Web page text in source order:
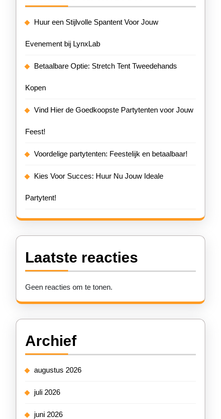
Huur een Stijlvolle Spantent Voor Jouw
Evenement bij LynxLab
Betaalbare Optie: Stretch Tent Tweedehands
Kopen
Vind Hier de Goedkoopste Partytenten voor Jouw
Feest!
Voordelige partytenten: Feestelijk en betaalbaar!
Kies Voor Succes: Huur Nu Jouw Ideale
Partytent!
Laatste reacties
Geen reacties om te tonen.
Archief
augustus 2026
juli 2026
juni 2026